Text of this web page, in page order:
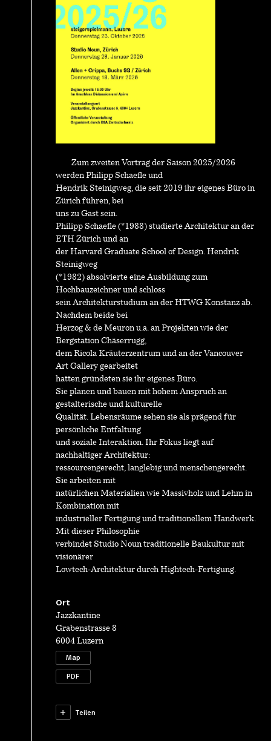
Zum zweiten Vortrag der Saison 2025/2026
werden Philipp Schaefle und
Hendrik Steinigweg, die seit 2019 ihr eigenes Büro in
Zürich führen, bei
uns zu Gast sein.
Philipp Schaefle (*1988) studierte Architektur an der
ETH Zürich und an
der Harvard Graduate School of Design. Hendrik
Steinigweg
(*1982) absolvierte eine Ausbildung zum
Hochbauzeichner und schloss
sein Architekturstudium an der HTWG Konstanz ab.
Nachdem beide bei
Herzog & de Meuron u.a. an Projekten wie der
Bergstation Chäserrugg,
dem Ricola Kräuterzentrum und an der Vancouver
Art Gallery gearbeitet
hatten gründeten sie ihr eigenes Büro.
Sie planen und bauen mit hohem Anspruch an
gestalterische und kulturelle
Qualität. Lebensräume sehen sie als prägend für
persönliche Entfaltung
und soziale Interaktion. Ihr Fokus liegt auf
nachhaltiger Architektur:
ressourcengerecht, langlebig und menschengerecht.
Sie arbeiten mit
natürlichen Materialien wie Massivholz und Lehm in
Kombination mit
industrieller Fertigung und traditionellem Handwerk.
Mit dieser Philosophie
verbindet Studio Noun traditionelle Baukultur mit
visionärer
Lowtech-Architektur durch Hightech-Fertigung.
Ort
Jazzkantine
Grabenstrasse 8
6004 Luzern
Map
PDF
Teilen